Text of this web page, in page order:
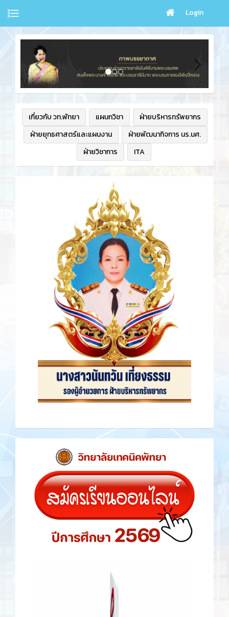
Login
เกี่ยวกับ วท.พัทยา แผนกวิชา
ฝ่ายบริหารทรัพยากร
ฝ่ายยุทธศาสตร์และแผนงาน
ฝ่ายพัฒนากิจการ นร.นศ.
ฝ่ายวิชาการ
ITA